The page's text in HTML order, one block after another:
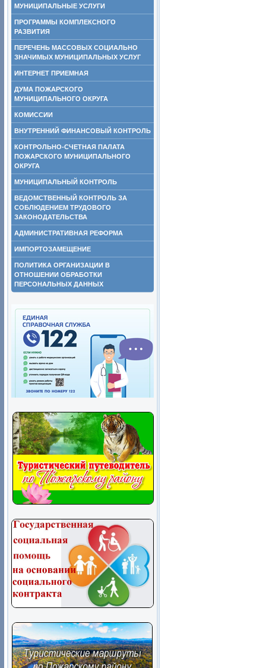
МУНИЦИПАЛЬНЫЕ УСЛУГИ
ПРОГРАММЫ КОМПЛЕКСНОГО
РАЗВИТИЯ
ПЕРЕЧЕНЬ МАССОВЫХ СОЦИАЛЬНО
ЗНАЧИМЫХ МУНИЦИПАЛЬНЫХ УСЛУГ
ИНТЕРНЕТ ПРИЕМНАЯ
ДУМА ПОЖАРСКОГО
МУНИЦИПАЛЬНОГО ОКРУГА
КОМИССИИ
ВНУТРЕННИЙ ФИНАНСОВЫЙ КОНТРОЛЬ
КОНТРОЛЬНО-СЧЕТНАЯ ПАЛАТА
ПОЖАРСКОГО МУНИЦИПАЛЬНОГО
ОКРУГА
МУНИЦИПАЛЬНЫЙ КОНТРОЛЬ
ВЕДОМСТВЕННЫЙ КОНТРОЛЬ ЗА
СОБЛЮДЕНИЕМ ТРУДОВОГО
ЗАКОНОДАТЕЛЬСТВА
АДМИНИСТРАТИВНАЯ РЕФОРМА
ИМПОРТОЗАМЕЩЕНИЕ
ПОЛИТИКА ОРГАНИЗАЦИИ В
ОТНОШЕНИИ ОБРАБОТКИ
ПЕРСОНАЛЬНЫХ ДАННЫХ